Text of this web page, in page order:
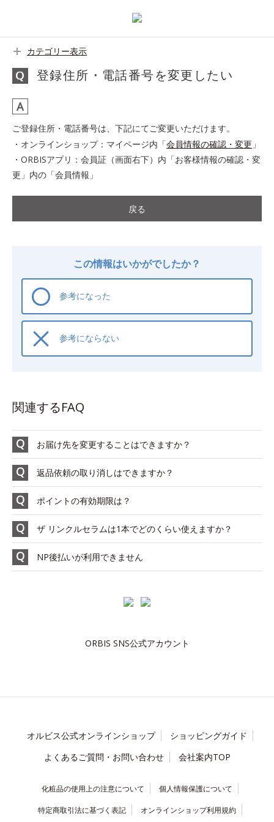
カテゴリー表示
登録住所・電話番号を変更したい
ご登録住所・電話番号は、下記にてご変更いただけます。
・オンラインショップ：マイページ内「会員情報の確認・変更 」
・ORBISアプリ：会員証（画面右下）内「お客様情報の確認・変
更」内の「会員情報」
戻る
この情報はいかがでしたか？
参考になった
参考にならない
関連するFAQ
お届け先を変更することはできますか？
返品依頼の取り消しはできますか？
ポイントの有効期限は？
ザ リンクルセラムは1本でどのくらい使えますか？
NP後払いが利用できません
ORBIS SNS公式アカウント
オルビス公式オンラインショップ
ショッピングガイド
よくあるご質問・お問い合わせ
会社案内TOP
化粧品の使用上の注意について 個人情報保護について
特定商取引法に基づく表記 オンラインショップ利用規約